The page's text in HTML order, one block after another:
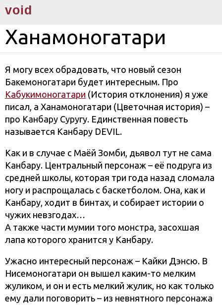
void
Ханамоногатари
Я могу всех обрадовать, что новый сезон
Бакемоногатари будет интересным. Про
Кабукимоногатари (История отклонения) я уже
писал, а Ханамоногатари (Цветочная история) –
про Канбару Суругу. Единственная повесть
называется Канбару DEVIL.
Как и в случае с Маёй Зомби, дьявол тут не сама
Канбару. Центральный персонаж – её подруга из
средней школы, которая три года назад сломала
ногу и распрощалась с баскетболом. Она, как и
Канбару, ходит в бинтах, и собирает истории о
чужих невзгодах…
А также части мумии того монстра, засохшая
лапа которого хранится у Канбару.
Ужасно интересный персонаж – Кайки Дэнсю. В
Нисемоногатари он вышел каким-то мелким
жуликом, и он и есть мелкий жулик, но как только
ему дали поговорить – из невнятного персонажа